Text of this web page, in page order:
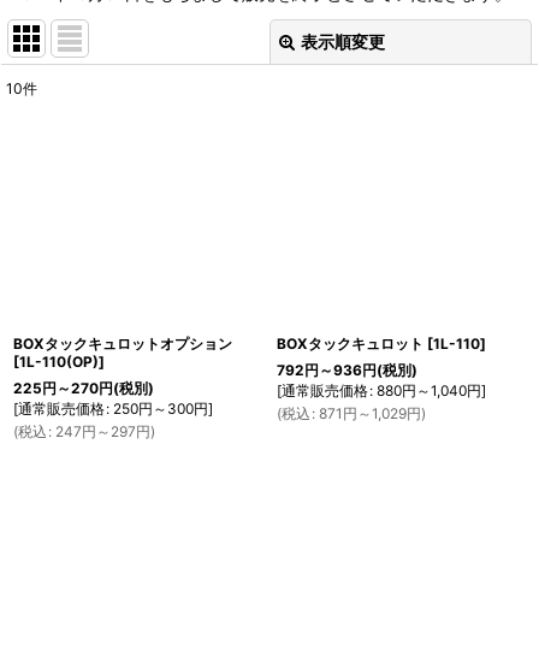
表示順変更
10件
BOXタックキュロットオプション
[1L-110(OP)]
225円 ～270円(税別)
[通常販売価格: 250円 ～300円]
(税込 : 247円 ～297円)
BOXタックキュロット [1L-110]
792円 ～936円(税別)
[通常販売価格: 880円 ～1,040円]
(税込 : 871 円 ～1,029円)